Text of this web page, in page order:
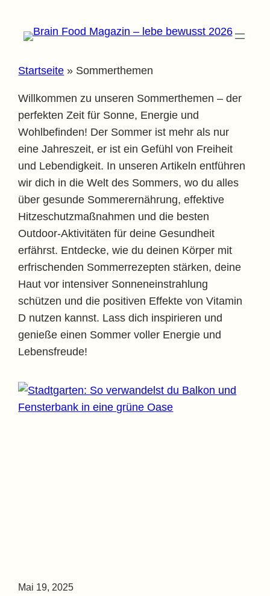
Inhalt
Startseite » Sommerthemen
Willkommen zu unseren Sommerthemen – der
perfekten Zeit für Sonne, Energie und
Wohlbefinden! Der Sommer ist mehr als nur
eine Jahreszeit, er ist ein Gefühl von Freiheit
und Lebendigkeit. In unseren Artikeln entführen
wir dich in die Welt des Sommers, wo du alles
über gesunde Sommerernährung, effektive
Hitzeschutzmaßnahmen und die besten
Outdoor-Aktivitäten für deine Gesundheit
erfährst. Entdecke, wie du deinen Körper mit
erfrischenden Sommerrezepten stärken, deine
Haut vor intensiver Sonneneinstrahlung
schützen und die positiven Effekte von Vitamin
D nutzen kannst. Lass dich inspirieren und
genieße einen Sommer voller Energie und
Lebensfreude!
Mai 19, 2025